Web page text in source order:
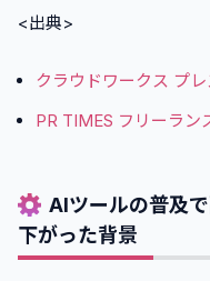
<出典>
クラウドワークス プ
PR TIMES フリーラン
AIツールの普及
下がった背景